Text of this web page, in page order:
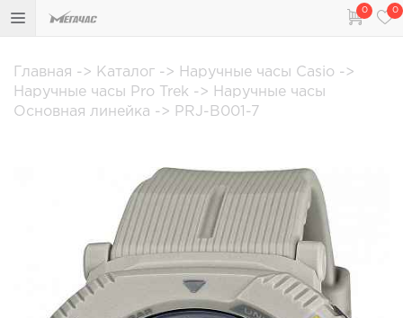
0 0
Главная -> Каталог -> Наручные часы Casio ->
Наручные часы Pro Trek -> Наручные часы
Основная линейка -> PRJ-B001-7